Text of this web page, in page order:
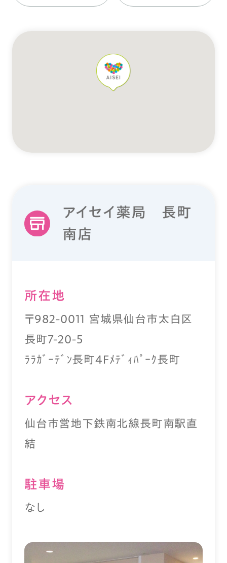
アイセイ薬局 長町
南店
所在地
〒982-0011 宮城県仙台市太白区
長町7-20-5
ﾗﾗｶﾞｰﾃﾞﾝ長町4Fﾒﾃﾞｨﾊﾟｰｸ長町
アクセス
仙台市営地下鉄南北線長町南駅直
結
駐⾞場
なし